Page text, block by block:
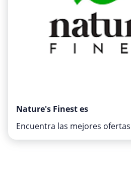
Nature's Finest es
Encuentra las mejores